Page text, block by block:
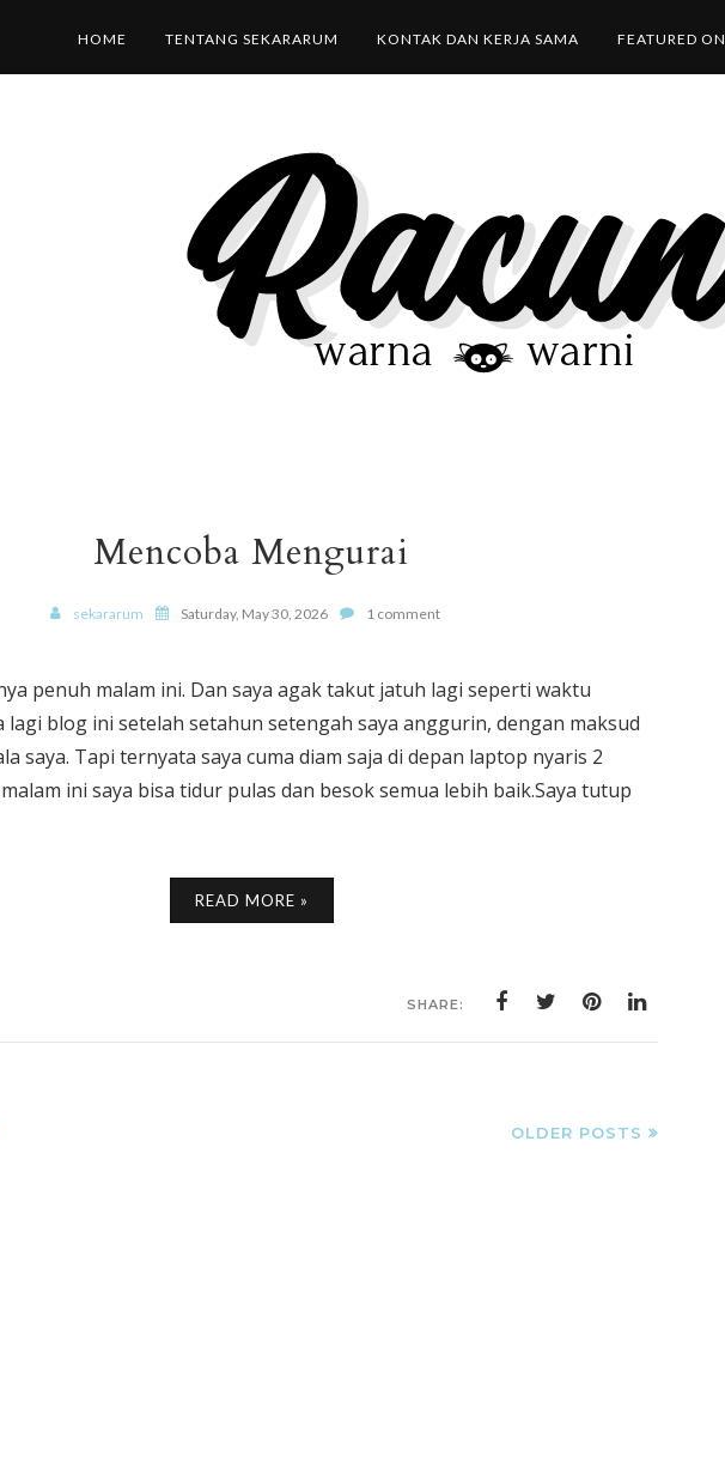
HOME TENTANG SEKARARUM KONTAK DAN KERJA SAMA FEATURED ON
Mencoba Mengurai
sekararum Saturday, May 30, 2026 1 comment
penuh malam ini. Dan saya agak takut jatuh lagi seperti waktu
lagi blog ini setelah setahun setengah saya anggurin, dengan maksud
saya. Tapi ternyata saya cuma diam saja di depan laptop nyaris 2
ini saya bisa tidur pulas dan besok semua lebih baik.Saya tutup
READ MORE »
SHARE:
OLDER POSTS